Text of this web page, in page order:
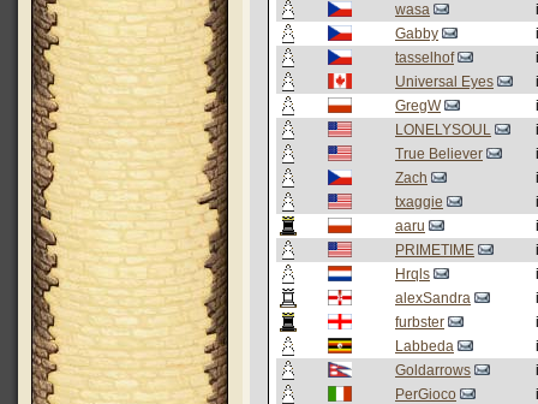
wasa
Gabby
tasselhof
Universal Eyes
GregW
LONELYSOUL
True Believer
Zach
txaggie
aaru
PRIMETIME
Hrqls
alexSandra
furbster
Labbeda
Goldarrows
PerGioco